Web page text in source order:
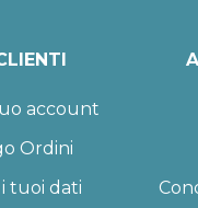
account
Ordini
tuoi dati